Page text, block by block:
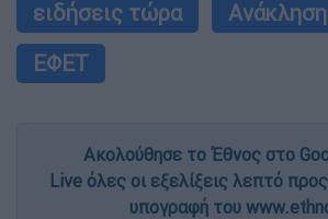
ειδήσεις τώρα
ΕΦΕΤ
Ακολούθησε το Έθνος στο
Live όλες οι εξελίξεις λεπτό
υπογραφή του